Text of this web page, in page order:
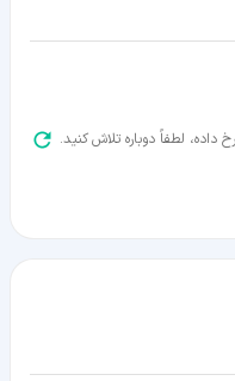
داده، لطفاً دوباره تلاش کنید.